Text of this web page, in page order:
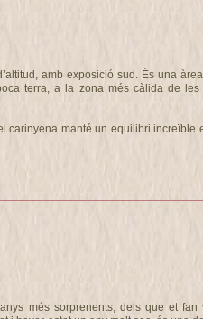
amb exposició sud. És una
terra, a la zona més càlida de
carinyena manté un equilibri increïble
més sorprenents, dels que et fan